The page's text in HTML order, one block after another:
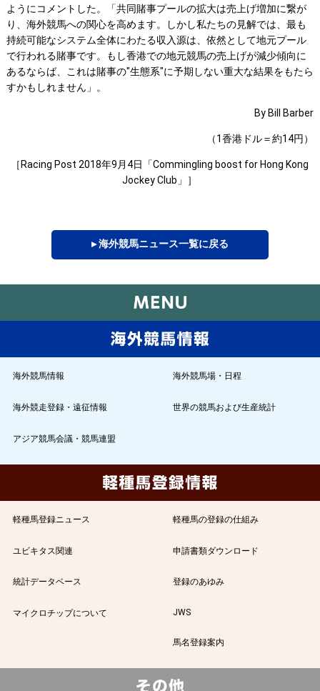
ようにコメントした。「共同賭事プールの拡大は売上げ増加に繋が
り、海外競馬への関心を高めます。しかし私たちの見解では、最も
持続可能なシステム全体にわたる収入源は、依然として地元プール
で行われる賭事です。もし香港での地元競馬の売上げが減少傾向に
あるならば、これは賭事の"生態系"に予期しない重大な結果をもたら
すかもしれません」。
By Bill Barber
（1香港ドル＝約14円）
［Racing Post 2018年9月4日「Commingling boost for Hong Kong
Jockey Club」］
▸ 海外競馬ニュース一覧に戻る
海外競馬情報 海外競馬場・日程
海外競走登録・遠征情報 世界の競馬および生産統計
アジア競馬会議・競馬連盟
軽種馬登録ニュース 軽種馬の登録の仕組み
ユビキタス関連 申請書類ダウンロード
統計データベース 登録のあゆみ
マイクロチップについて JWS
馬名登録案内